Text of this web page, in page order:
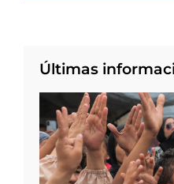
Últimas